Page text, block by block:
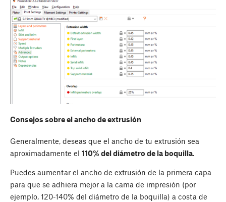
Consejos sobre el ancho de extrusión
Generalmente, deseas que el ancho de tu extrusión sea
aproximadamente el 110% del diámetro de la boquilla.
Puedes aumentar el ancho de extrusión de la primera capa
para que se adhiera mejor a la cama de impresión (por
ejemplo, 120-140% del diámetro de la boquilla) a costa de